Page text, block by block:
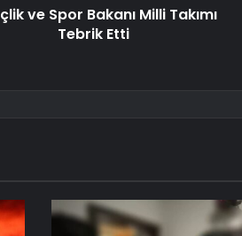
ve Spor Bakanı Milli Takımı
Tebrik Etti